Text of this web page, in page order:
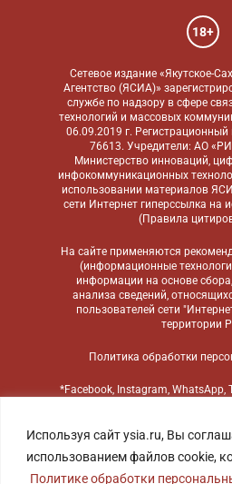
Используя сайт ysia.ru, Вы
использованием файлов cookie,
Политике обработки
18+
Сетевое издание «Якутское-
Агентство (ЯСИА)»
службе по надзору в сфере
технологий и массовых
06.09.2019 г.
76613. Учредители: АО
Министерство инноваций,
инфокоммуникационных
использовании материалов
сети Интернет гиперссылка на
(Правила
На сайте применяются
(информационные
информации на основе
анализа сведений,
пользователей сети
территории
Политика обработки
*Facebook, Instagram, WhatsApp,